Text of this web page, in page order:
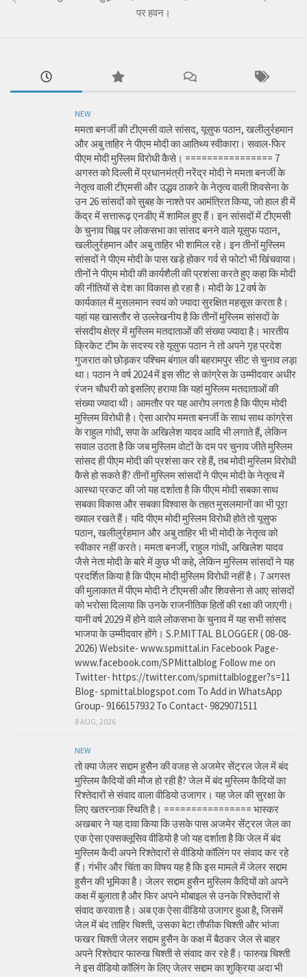
पर हवन।
NEW
ममता बनर्जी की टीएमसी वाले सांसद, यूसुफ पठान, खलीलुर्रहमान
और अबु ताहिर ने पीएम मोदी का आतिथ्य स्वीकारा। सवाल-फिर
पीएम मोदी मुस्लिम विरोधी कैसे। ================ 7
अगस्त को दिल्ली में प्रधानमंत्री नरेंद्र मोदी ने ममता बनर्जी के
नेतृत्व वाली टीएमसी और उद्धव ठाकरे के नेतृत्व वाली शिवसेना के
उन 26 सांसदों को सुबह के नाश्ते पर आमंत्रित किया, जो हाल ही में
केंद्र में सत्तारूढ़ एनडीए में शामिल हुए हैं। इन सांसदों में टीएमसी
के चुनाव चिह्न पर लोकसभा का सांसद बनने वाले यूसुफ पठान,
खलीलुर्रहमान और अबु ताहिर भी शामिल रहे। इन तीनों मुस्लिम
सांसदों ने पीएम मोदी के पास खड़े होकर गर्व से फोटो भी खिंचवाया।
तीनों ने पीएम मोदी की कार्यशैली की प्रशंसा करते हुए कहा कि मोदी
की नीतियों से देश का विकास हो रहा है। मोदी के 12 वर्ष के
कार्यकाल में मुसलमान स्वयं को ज्यादा सुरक्षित महसूस करता है।
यहां यह खासतौर से उल्लेखनीय है कि तीनों मुस्लिम सांसदों के
संसदीय क्षेत्र में मुस्लिम मतदाताओं की संख्या ज्यादा है। भारतीय
क्रिकेट टीम के सदस्य रहे यूसुफ पठान ने तो अपने गृह प्रदेश
गुजरात को छोड़कर पश्चिम बंगाल की बहरामपुर सीट से चुनाव लड़ा
था। पठान ने वर्ष 2024 में इस सीट से कांग्रेस के उम्मीदवार अधीर
रंजन चौधरी को इसलिए हराया कि यहां मुस्लिम मतदाताओं की
संख्या ज्यादा थी। आमतौर पर यह आरोप लगता है कि पीएम मोदी
मुस्लिम विरोधी है। ऐसा आरोप ममता बनर्जी के साथ साथ कांग्रेस
के राहुल गांधी, सपा के अखिलेश यादव आदि भी लगाते हैं, लेकिन
सवाल उठता है कि जब मुस्लिम वोटों के दम पर चुनाव जीते मुस्लिम
सांसद ही पीएम मोदी की प्रशंसा कर रहे हैं, तब मोदी मुस्लिम विरोधी
कैसे हो सकते हैं? तीनों मुस्लिम सांसदों ने पीएम मोदी के नेतृत्व में
आस्था प्रकट की जो यह दर्शाता है कि पीएम मोदी सबका साथ
सबका विकास और सबका विश्वास के तहत मुसलमानों का भी पूरा
ख्याल रखते हैं। यदि पीएम मोदी मुस्लिम विरोधी होते तो यूसुफ
पठान, खलीलुर्रहमान और अबु ताहिर भी भी मोदी के नेतृत्व को
स्वीकार नहीं करते। ममता बनर्जी, राहुल गांधी, अखिलेश यादव
जैसे नेता मोदी के बारे में कुछ भी कहे, लेकिन मुस्लिम सांसदों ने यह
प्रदर्शित किया है कि पीएम मोदी मुस्लिम विरोधी नहीं है। 7 अगस्त
की मुलाकात में पीएम मोदी ने टीएमसी और शिवसेना से आए सांसदों
को भरोसा दिलाया कि उनके राजनीतिक हितों की रक्षा की जाएगी।
यानी वर्ष 2029 में होने वाले लोकसभा के चुनाव में यह सभी सांसद
भाजपा के उम्मीदवार होंगे। S.P.MITTAL BLOGGER ( 08-08-
2026) Website- www.spmittal.in Facebook Page-
www.facebook.com/SPMittalblog Follow me on
Twitter- https://twitter.com/spmittalblogger?s=11
Blog- spmittal.blogspot.com To Add in WhatsApp
Group- 9166157932 To Contact- 9829071511
8 AUG, 2026
NEW
तो क्या जेलर सद्दाम हुसैन की वजह से अजमेर सेंट्रल जेल में बंद
मुस्लिम कैदियों की मौज हो रही है? जेल में बंद मुस्लिम कैदियों का
रिश्तेदारों से संवाद वाला वीडियो उजागर। यह जेल की सुरक्षा के
लिए खतरनाक स्थिति है। ================ भास्कर
अखबार ने यह दावा किया कि उसके पास अजमेर सेंट्रल जेल का
एक ऐसा एक्सक्लूसिव वीडियो है जो यह दर्शाता है कि जेल में बंद
मुस्लिम कैदी अपने रिश्तेदारों से वीडियो कॉलिंग पर संवाद कर रहे
हैं। गंभीर और चिंता का विषय यह है कि इस मामले में जेलर सद्दाम
हुसैन की भूमिका है। जेलर सद्दाम हुसैन मुस्लिम कैदियों को अपने
कक्ष में बुलाता है और फिर अपने मोबाइल से उनके रिश्तेदारों से
संवाद करवाता है। अब एक ऐसा वीडियो उजागर हुआ है, जिसमें
जेल में बंद ताहिर चिश्ती, उसका बेटा तौफीक चिश्ती और भांजा
फखर चिश्ती जेलर सद्दाम हुसैन के कक्ष में बैठकर जेल से बाहर
अपने रिश्तेदार फारुख चिश्ती से संवाद कर रहे हैं। फारुख चिश्ती
ने इस वीडियो कॉलिंग के लिए जेलर सद्दाम का शुक्रिया अदा भी